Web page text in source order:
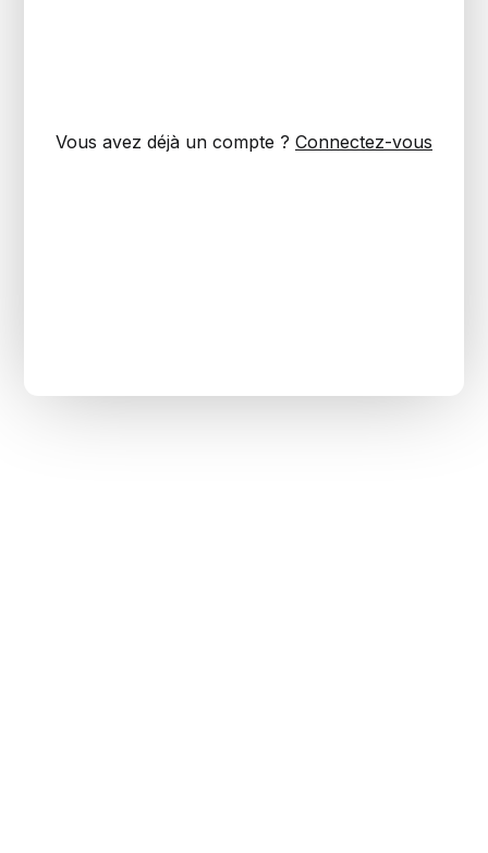
Vous avez déjà un compte ? Connectez-vous